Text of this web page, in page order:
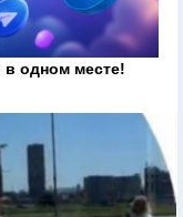
одном месте!